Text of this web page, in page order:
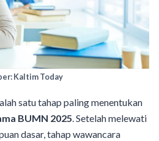
Kaltim Today
satu tahap paling menentukan
BUMN 2025. Setelah melewati
dasar, tahap wawancara